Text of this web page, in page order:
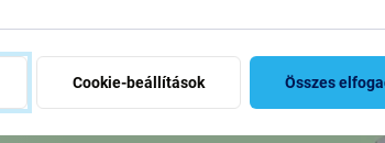
folyamatainkat
Cookie-beállítások Összes